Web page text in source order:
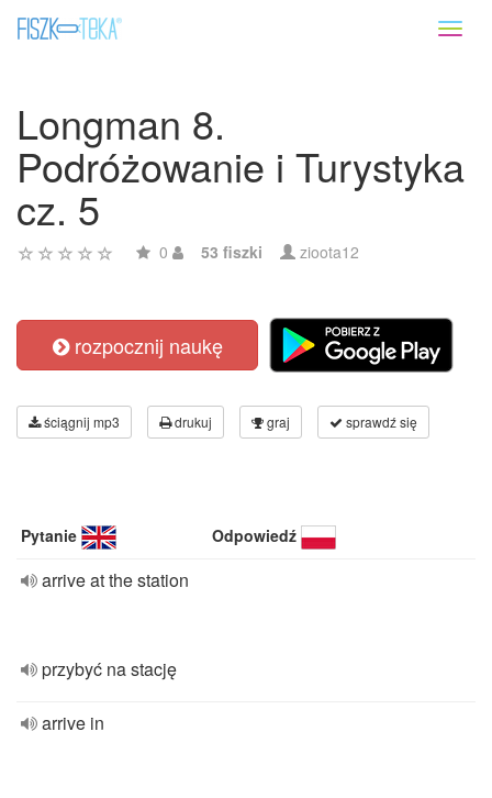
Longman 8.
Podróżowanie i Turystyka
cz. 5
0 53 fiszki zioota12
rozpocznij naukę
ściągnij mp3 drukuj graj sprawdź się
Pytanie Odpowiedź
arrive at the station
przybyć na stację
arrive in